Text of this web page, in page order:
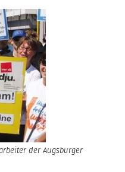
der Augsburger